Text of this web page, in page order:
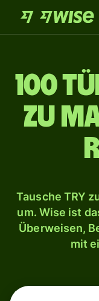
100
zu
Tausche TRY
um. Wise ist
Überweisen,
mit